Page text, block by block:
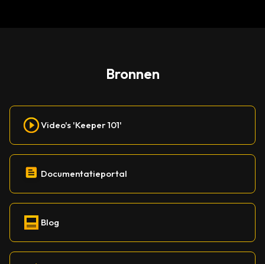
Bronnen
Video's 'Keeper 101'
Documentatieportal
Blog